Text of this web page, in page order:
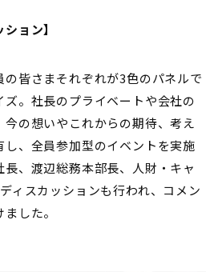
ョン】
の皆さまそれぞれが3色のパネルで
。社長のプライベートや会社の
今の想いやこれからの期待、考え
し、全員参加型のイベントを実施
長、渡辺総務本部長、人財・キャ
ィスカッションも行われ、コメン
した。